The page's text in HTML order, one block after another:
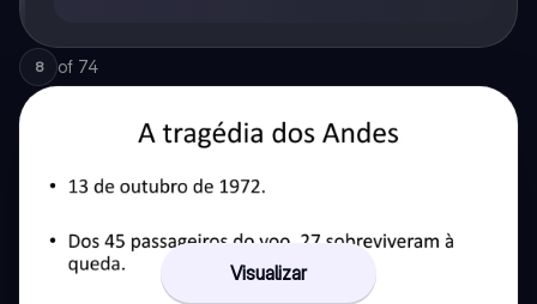
8 of 74
Visualizar